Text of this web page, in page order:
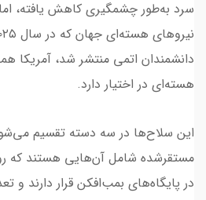
سرد به‌طور چشمگیری کاهش یافته،
هسته‌ای در اختیار دارد.
این سلاح‌ها در سه دسته تقسیم
مستقرشده شامل آن‌هایی هستند که
در پایگاه‌های بمب‌افکن قرار دارند و